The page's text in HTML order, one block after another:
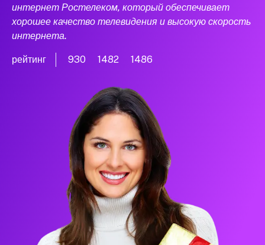
интернет Ростелеком, который обеспечивает
хорошее качество телевидения и высокую скорость
интернета.
рейтинг 930 1482 1486